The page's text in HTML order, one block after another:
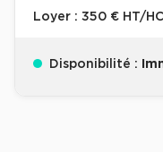
Loyer : 350 € HT/
Disponibilité :